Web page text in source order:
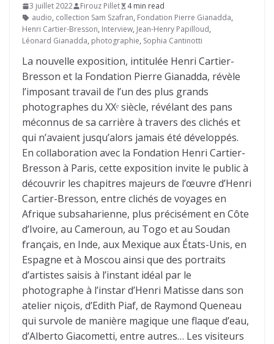
3 juillet 2022 Firouz Pillet
4 min read
audio, collection Sam Szafran, Fondation Pierre Gianadda,
Henri Cartier-Bresson, Interview, Jean-Henry Papilloud,
Léonard Gianadda, photographie, Sophia Cantinotti
La nouvelle exposition, intitulée Henri Cartier-
Bresson et la Fondation Pierre Gianadda, révèle
l’imposant travail de l’un des plus grands
photographes du XXᵉ siècle, révélant des pans
méconnus de sa carrière à travers des clichés et
qui n’avaient jusqu’alors jamais été développés.
En collaboration avec la Fondation Henri Cartier-
Bresson à Paris, cette exposition invite le public à
découvrir les chapitres majeurs de l’œuvre d’Henri
Cartier-Bresson, entre clichés de voyages en
Afrique subsaharienne, plus précisément en Côte
d’Ivoire, au Cameroun, au Togo et au Soudan
français, en Inde, aux Mexique aux États-Unis, en
Espagne et à Moscou ainsi que des portraits
d’artistes saisis à l’instant idéal par le
photographe à l’instar d’Henri Matisse dans son
atelier niçois, d’Edith Piaf, de Raymond Queneau
qui survole de manière magique une flaque d’eau,
d’Alberto Giacometti, entre autres… Les visiteurs